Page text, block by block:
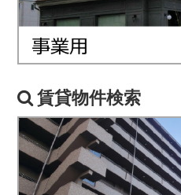
賃貸物件検索